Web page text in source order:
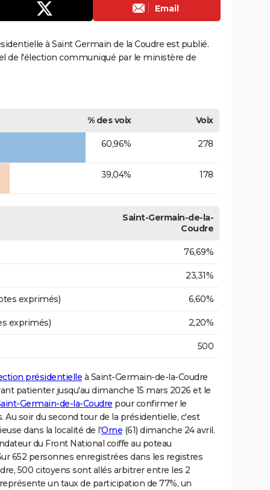
Email
à Saint Germain de la Coudre est publié.
de l'élection communiqué par le ministère de
% des voix Voix
60,96% 278
39,04% 178
Saint-Germain-de-la-
Coudre
76,69%
23,31%
exprimés) 6,60%
exprimés) 2,20%
500
présidentielle à Saint-Germain-de-la-Coudre
patienter jusqu'au dimanche 15 mars 2026 et le
Germain-de-la-Coudre pour confirmer le
soir du second tour de la présidentielle, c'est
dans la localité de l'Orne (61) dimanche 24 avril.
du Front National coiffe au poteau
652 personnes enregistrées dans les registres
500 citoyens sont allés arbitrer entre les 2
un taux de participation de 77%, un